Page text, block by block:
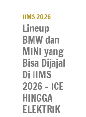
IIMS 2026
Lineup
BMW dan
MINI yang
Bisa Dijajal
Di IIMS
2026 – ICE
HINGGA
ELEKTRIK